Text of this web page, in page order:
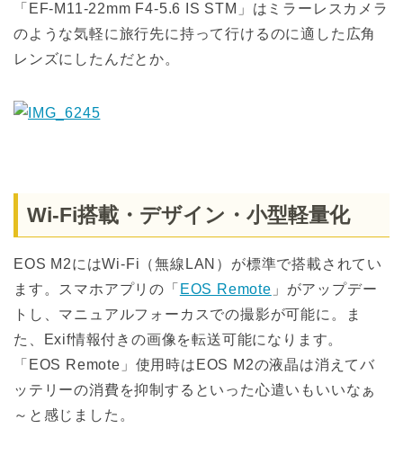
「EF-M11-22mm F4-5.6 IS STM」はミラーレスカメラ
のような気軽に旅行先に持って行けるのに適した広角
レンズにしたんだとか。
Wi-Fi搭載・デザイン・小型軽量化
EOS M2にはWi-Fi（無線LAN）が標準で搭載されてい
ます。スマホアプリの「 EOS Remote 」がアップデー
トし、マニュアルフォーカスでの撮影が可能に。ま
た、Exif情報付きの画像を転送可能になります。
「EOS Remote」使用時はEOS M2の液晶は消えてバ
ッテリーの消費を抑制するといった心遣いもいいなぁ
～と感じました。